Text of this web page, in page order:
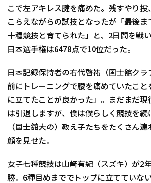
こで左アキレス腱を痛めた。残すやり投
こらえながらの試技となったが「最後ま
十種競技と育てられた」と、2日間を戦
日本選手権は6478点で10位だった。
日本記録保持者の右代啓祐（国士舘クラ
前にトレーニングで腰を痛めていたこと
に立てたことが良かった」。まだまだ現
は引退しますが、僕は僕らしく競技を続
（国士舘大の）教え子たちをたくさん
顔を見せた。
女子七種競技は山﨑有紀（スズキ）が2
勝。6種目めまででトップに立てていな